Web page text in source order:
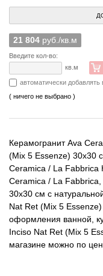
21 804 руб./кв.м
Введите кол-во:
кв.м
автоматически
( ничего не выбрано )
Керамогранит Ava
(Mix 5 Essenze) 30x30
Ceramica / La Fabbrica
Ceramica / La
30x30 см с
Nat Ret (Mix 5
оформления ванной,
Inciso Nat Ret (Mix 5
магазине можно по